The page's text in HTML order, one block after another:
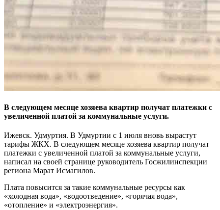
В следующем месяце хозяева квартир получат платежки с
увеличенной платой за коммунальные услуги.
Ижевск. Удмуртия. В Удмуртии с 1 июля вновь вырастут
тарифы ЖКХ. В следующем месяце хозяева квартир получат
платежки с увеличенной платой за коммунальные услуги,
написал на своей странице руководитель Госжилинспекции
региона Марат Исмагилов.
Плата повысится за такие коммунальные ресурсы как
«холодная вода», «водоотведение», «горячая вода»,
«отопление» и «электроэнергия».